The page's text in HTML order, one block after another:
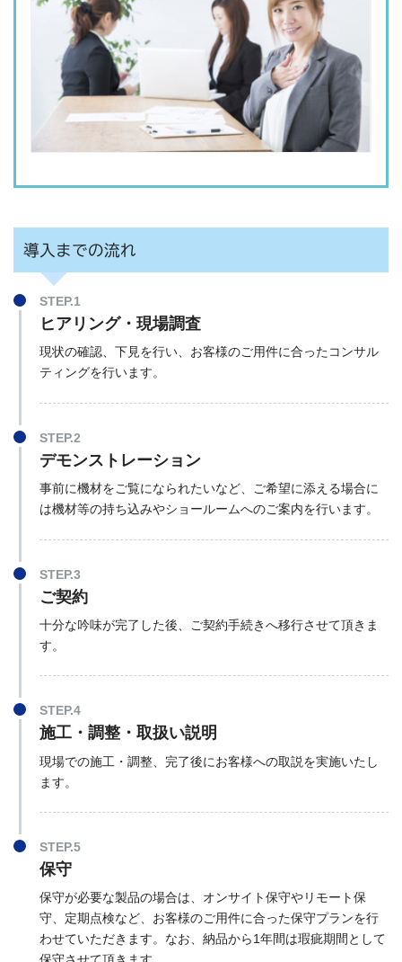
導入までの流れ
STEP.1
ヒアリング・現場調査
現状の確認、下見を行い、お客様のご用件に合ったコンサル
ティングを行います。
STEP.2
デモンストレーション
事前に機材をご覧になられたいなど、ご希望に添える場合に
は機材等の持ち込みやショールームへのご案内を行います。
STEP.3
ご契約
十分な吟味が完了した後、ご契約手続きへ移行させて頂きま
す。
STEP.4
施工・調整・取扱い説明
現場での施工・調整、完了後にお客様への取説を実施いたし
ます。
STEP.5
保守
保守が必要な製品の場合は、オンサイト保守やリモート保
守、定期点検など、お客様のご用件に合った保守プランを行
わせていただきます。なお、納品から1年間は瑕疵期間として